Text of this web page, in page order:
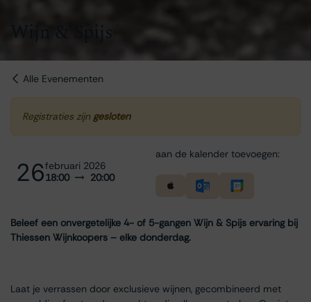
Wijn & Spijs
Alle Evenementen
Registraties zijn gesloten
26februari 2026
18:00
20:00
aan de kalender toevoegen:
Beleef een onvergetelijke 4- of 5-gangen Wijn & Spijs ervaring bij
Thiessen Wijnkoopers – elke donderdag.
Laat je verrassen door exclusieve wijnen, gecombineerd met